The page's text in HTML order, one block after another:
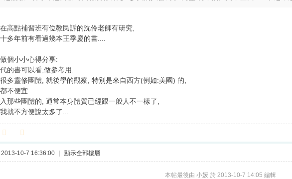
高點補習班有位教民訴的沈伶老師有研究,
多年前有看過幾本王季慶的書....
個小小心得分享:
的書可以看,做參考用.
多靈修團體, 就後學的觀察, 特別是來自西方(例如:美國) 的,
便宜 .
那些團體的, 通常本身體質已經跟一般人不一樣了,
不方便說太多了...
2013-10-7 16:36:00 顯示全部樓層
本帖最後由 小媛 於 2013-10-7 14:05 編輯